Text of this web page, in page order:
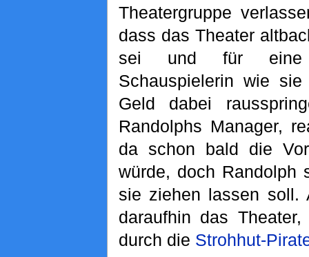
Theatergruppe
dass das Theater
sei und für eine
Schauspielerin wie
Geld dabei
Randolphs Manager,
da schon bald die
würde, doch Randolph
sie ziehen lassen soll.
daraufhin das
durch die Strohhut-